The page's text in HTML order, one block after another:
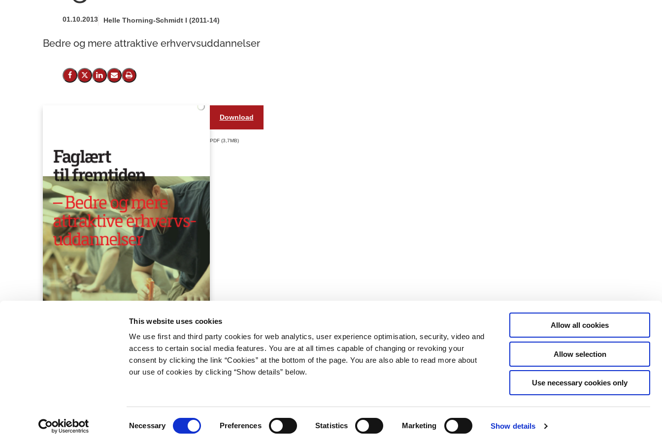
This website uses cookies
We use first and third party cookies for web analytics, user experience optimisation, security, video and
access to certain social media features. You are at all times capable of changing or revoking your
consent by clicking the link “Cookies” at the bottom of the page. You are also able to read more about
our use of cookies by clicking “Show details” below.
Necessary Preferences Statistics Marketing Show details
Allow all cookies
Allow selection
Use necessary cookies only
01.10.2013 Helle Thorning-Schmidt I (2011-14)
Bedre og mere attraktive erhvervsuddannelser
Del på Facebook
Del på X (Twitter)
Del på LinkedIn
Send email
Print
Download
PDF 3,7MB
E-mail: